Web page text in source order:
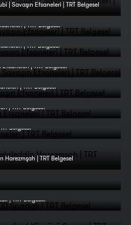
| Savaşın Efsaneleri | TRT Belgesel
| TRT Belgesel
| TRT Belgesel
| TRT Belgesel
| TRT Belgesel
| TRT Belgesel
Belgesel
Harezmşah | TRT Belgesel
| TRT Belgesel